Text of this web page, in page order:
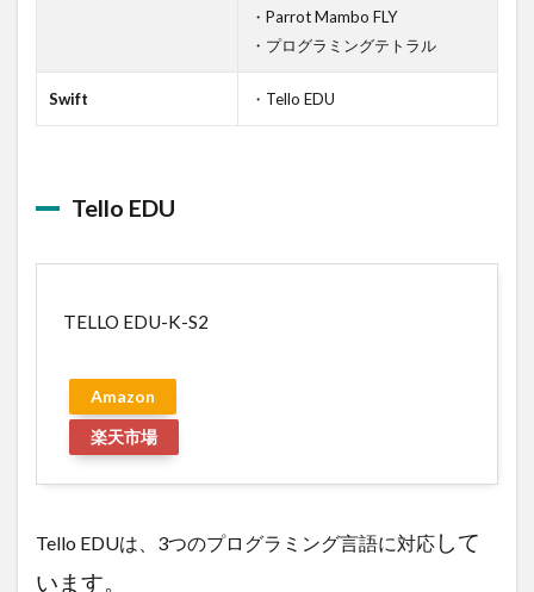
・Parrot Mambo FLY
・プログラミングテトラル
Swift ・Tello EDU
Tello EDU
TELLO EDU-K-S2
Amazon
楽天市場
Tello EDUは、3つのプログラミング言語に対応 して
います。